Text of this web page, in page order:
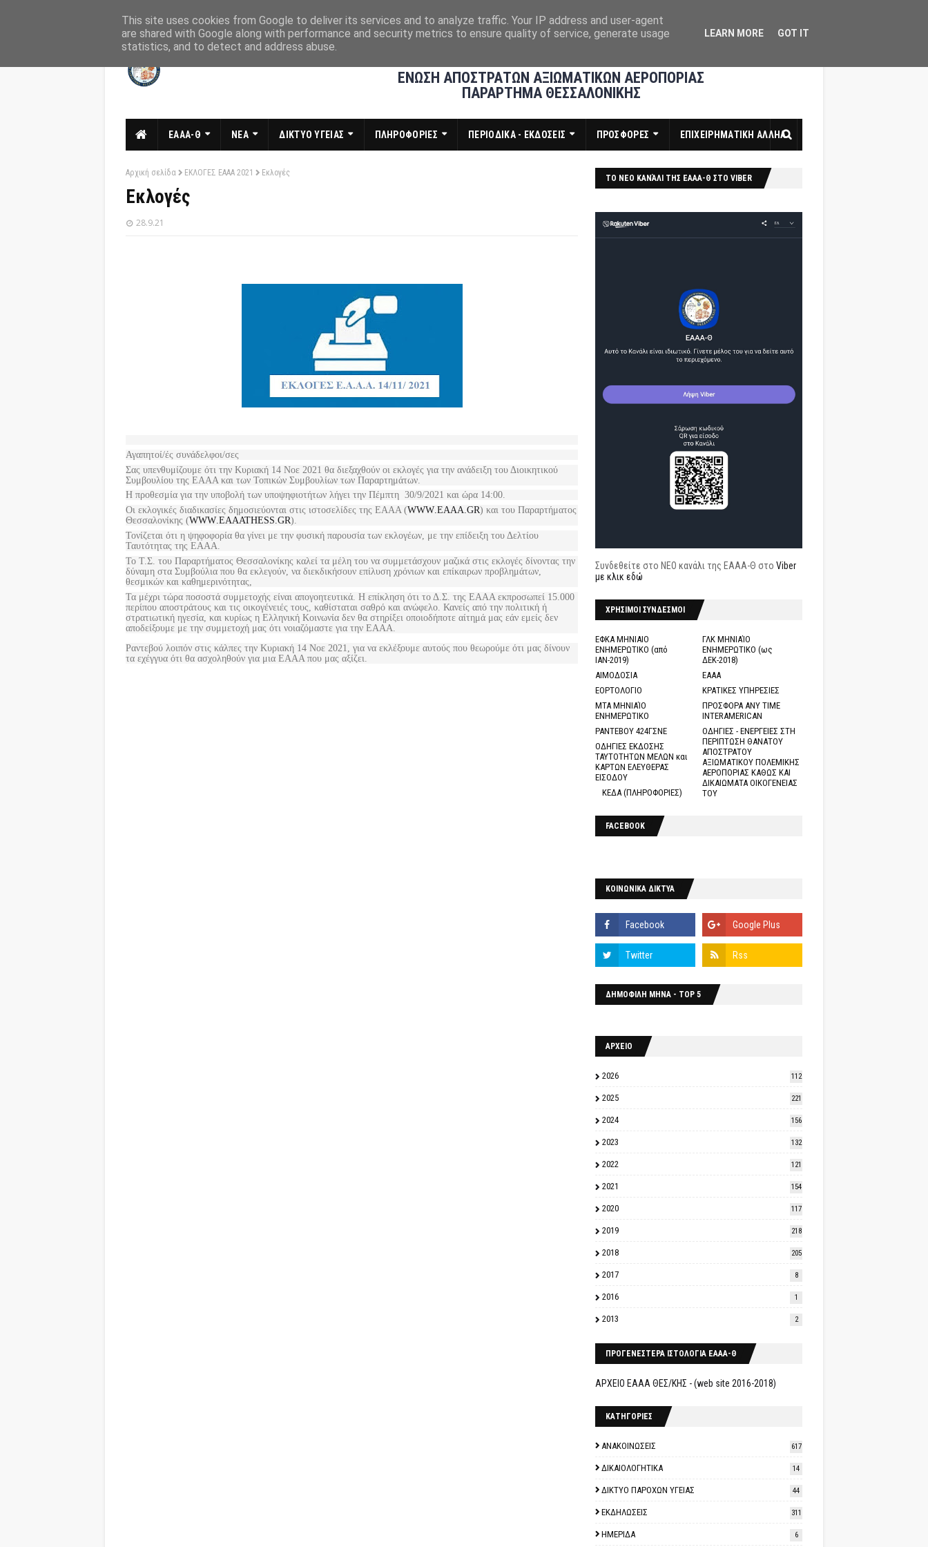
ΕΝΩΣΗ ΑΠΟΣΤΡΑΤΩΝ ΑΞΙΩΜΑΤΙΚΩΝ ΑΕΡΟΠΟΡΙΑΣ
ΠΑΡΑΡΤΗΜΑ ΘΕΣΣΑΛΟΝΙΚΗΣ
ΕΑΑΑ-Θ ΝΕΑ ΔΙΚΤΥΟ ΥΓΕΙΑΣ ΠΛΗΡΟΦΟΡΙΕΣ ΠΕΡΙΟΔΙΚΑ - ΕΚΔΟΣΕΙΣ ΠΡΟΣΦΟΡΕΣ ΕΠΙΧΕΙΡΗΜΑΤΙΚΗ ΑΛΛΗΛ
Αρχική σελίδα ΕΚΛΟΓΕΣ ΕΑΑΑ 2021 Εκλογές
Εκλογές
28.9.21
Αγαπητοί/ές συνάδελφοι/σες
Σας υπενθυμίζουμε ότι την Κυριακή 14 Νοε 2021 θα διεξαχθούν οι εκλογές για την ανάδειξη του Διοικητικού
Συμβουλίου της ΕΑΑΑ και των Τοπικών Συμβουλίων των Παραρτημάτων.
Η προθεσμία για την υποβολή των υποψηφιοτήτων λήγει την Πέμπτη 30/9/2021 και ώρα 14:00.
Οι εκλογικές διαδικασίες δημοσιεύονται στις ιστοσελίδες της ΕΑΑΑ (WWW.EAAA.GR) και του Παραρτήματος
Θεσσαλονίκης (WWW.EAAATHESS.GR).
Τονίζεται ότι η ψηφοφορία θα γίνει με την φυσική παρουσία των εκλογέων, με την επίδειξη του Δελτίου
Ταυτότητας της ΕΑΑΑ.
Το Τ.Σ. του Παραρτήματος Θεσσαλονίκης καλεί τα μέλη του να συμμετάσχουν μαζικά στις εκλογές δίνοντας την
δύναμη στα Συμβούλια που θα εκλεγούν, να διεκδικήσουν επίλυση χρόνιων και επίκαιρων προβλημάτων,
θεσμικών και καθημερινότητας,
Τα μέχρι τώρα ποσοστά συμμετοχής είναι απογοητευτικά. Η επίκληση ότι το Δ.Σ. της ΕΑΑΑ εκπροσωπεί 15.000
περίπου αποστράτους και τις οικογένειές τους, καθίσταται σαθρό και ανώφελο. Κανείς από την πολιτική ή
στρατιωτική ηγεσία, και κυρίως η Ελληνική Κοινωνία δεν θα στηρίξει οποιοδήποτε αίτημά μας εάν εμείς δεν
αποδείξουμε με την συμμετοχή μας ότι νοιαζόμαστε για την ΕΑΑΑ.
Ραντεβού λοιπόν στις κάλπες την Κυριακή 14 Νοε 2021, για να εκλέξουμε αυτούς που θεωρούμε ότι μας δίνουν
τα εχέγγυα ότι θα ασχοληθούν για μια ΕΑΑΑ που μας αξίζει.
ΤΟ ΝΕΟ ΚΑΝΆΛΙ ΤΗΣ ΕΑΑΑ-Θ ΣΤΟ VIBER
Συνδεθείτε στο ΝΕΟ κανάλι της ΕΑΑΑ-Θ στο Viber
με κλικ εδώ
ΧΡΗΣΙΜΟΙ ΣΥΝΔΕΣΜΟΙ
ΕΦΚΑ ΜΗΝΙΑΙΟ
ΕΝΗΜΕΡΩΤΙΚΟ (από
ΙΑΝ-2019)
ΓΛΚ ΜΗΝΙΑΊΟ
ΕΝΗΜΕΡΩΤΙΚΟ (ως
ΔΕΚ-2018)
ΑΙΜΟΔΟΣΙΑ
ΕΑΑΑ
ΕΟΡΤΟΛΟΓΙΟ
ΚΡΑΤΙΚΕΣ ΥΠΗΡΕΣΙΕΣ
ΜΤΑ ΜΗΝΙΑΊΟ
ΕΝΗΜΕΡΩΤΙΚΟ
ΠΡΟΣΦΟΡΑ ANY TIME
INTERAMERICAN
ΡΑΝΤΕΒΟΥ 424ΓΣΝΕ
ΟΔΗΓΙΕΣ - ΕΝΕΡΓΕΙΕΣ ΣΤΗ
ΠΕΡΙΠΤΩΣΗ ΘΑΝΑΤΟΥ
ΑΠΟΣΤΡΑΤΟΥ
ΑΞΙΩΜΑΤΙΚΟΥ ΠΟΛΕΜΙΚΗΣ
ΑΕΡΟΠΟΡΙΑΣ ΚΑΘΩΣ ΚΑΙ
ΔΙΚΑΙΩΜΑΤΑ ΟΙΚΟΓΕΝΕΙΑΣ
ΤΟΥ
ΟΔΗΓΙΕΣ ΕΚΔΟΣΗΣ
ΤΑΥΤΟΤΗΤΩΝ ΜΕΛΩΝ και
ΚΑΡΤΩΝ ΕΛΕΥΘΕΡΑΣ
ΕΙΣΟΔΟΥ
ΚΕΔΑ (ΠΛΗΡΟΦΟΡΙΕΣ)
FACEBOOK
ΚΟΙΝΩΝΙΚΑ ΔΙΚΤΥΑ
ΔΗΜΟΦΙΛΗ ΜΗΝΑ - TOP 5
ΑΡΧΕΙΟ
2026 112
2025 221
2024 156
2023 132
2022 121
2021 154
2020 117
2019 218
2018 205
2017 8
2016 1
2013 2
ΠΡΟΓΕΝΕΣΤΕΡΑ ΙΣΤΟΛΟΓΙΑ ΕΑΑΑ-Θ
ΑΡΧΕΙΟ ΕΑΑΑ ΘΕΣ/ΚΗΣ - (web site 2016-2018)
ΚΑΤΗΓΟΡΙΕΣ
ΑΝΑΚΟΙΝΩΣΕΙΣ 617
ΔΙΚΑΙΟΛΟΓΗΤΙΚΑ 14
ΔΙΚΤΥΟ ΠΑΡΟΧΩΝ ΥΓΕΙΑΣ 44
ΕΚΔΗΛΩΣΕΙΣ 311
ΗΜΕΡΙΔΑ 6
This site uses cookies from Google to deliver its services and to analyze traffic. Your IP address and user-agent
are shared with Google along with performance and security metrics to ensure quality of service, generate usage
statistics, and to detect and address abuse.
LEARN MORE GOT IT